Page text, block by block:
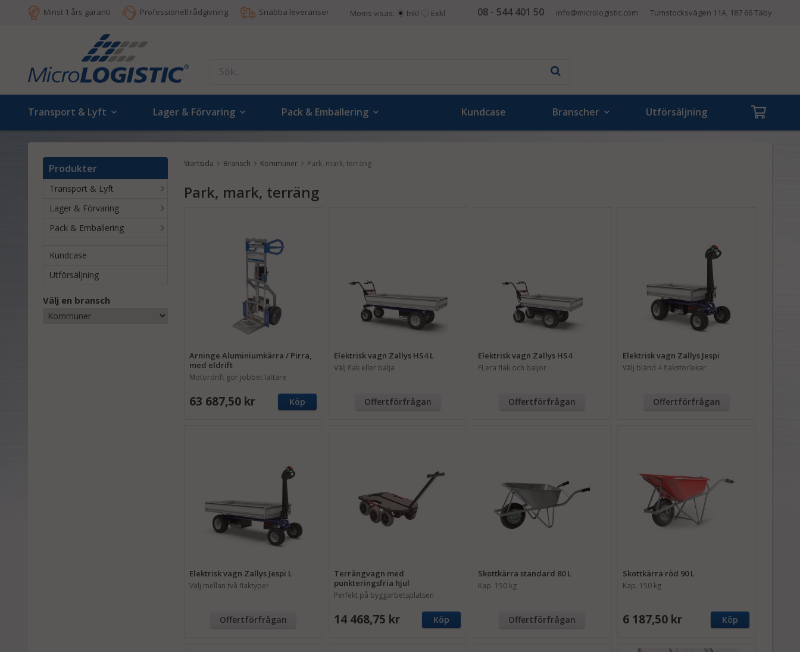
Minst 1 års garanti Professionell rådgivning Snabba leveranser 08 - 544 401 50 info@micrologistic.com Tumstocksvägen 11A, 187 66 Täby
Moms visas: Inkl Exkl
Transport & Lyft Lager & Förvaring Pack & Emballering Kundcase Branscher Utförsäljning
Produkter
Transport & Lyft
Lager & Förvaring
Pack & Emballering
Kundcase
Utförsäljning
Välj en bransch
Startsida Bransch Kommuner Park, mark, terräng
Park, mark, terräng
Arninge Aluminiumkärra / Pirra,
med eldrift
Motordrift gör jobbet lättare
63 687,50 kr Köp
Elektrisk vagn Zallys HS4 L
Välj flak eller balja
Offertförfrågan
Elektrisk vagn Zallys HS4
FLera flak och baljor
Offertförfrågan
Elektrisk vagn Zallys Jespi
Välj bland 4 flakstorlekar
Offertförfrågan
Elektrisk vagn Zallys Jespi L
Välj mellan två flaktyper
Offertförfrågan
Terrängvagn med
punkteringsfria hjul
Perfekt på byggarbetsplatsen
14 468,75 kr Köp
Skottkärra standard 80 L
Kap. 150 kg
Offertförfrågan
Skottkärra röd 90 L
Kap. 150 kg
6 187,50 kr Köp